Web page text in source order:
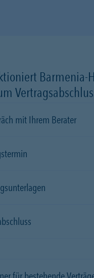
Barmenia-
mit Ihrem Berater